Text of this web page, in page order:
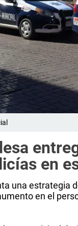
en
una estrategia
en el